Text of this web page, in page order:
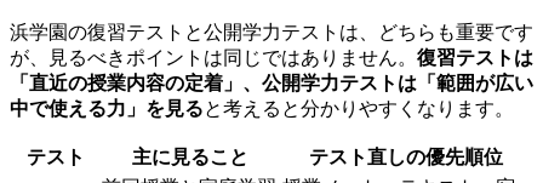
浜学園の復習テストと公開学力テストは、どちらも重要です
が、見るべきポイントは同じではありません。 復習テストは
「直近の授業内容の定着」、公開学力テストは「範囲が広い
中で使える力」を見ると考えると分かりやすくなります。
テスト 主に見ること テスト直しの優先順位